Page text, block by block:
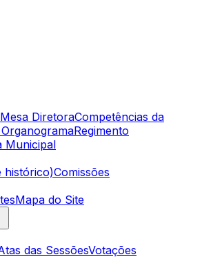
Mesa DiretoraCompetências da
Regimento
Municipal
histórico)Comissões
Mapa do Site
das SessõesVotações